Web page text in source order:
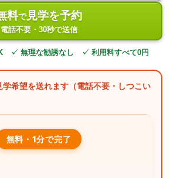
料で見学を予約
電話不要・30秒で送信
✓ 無理な勧誘なし ✓ 利用料すべて0円
学希望を送れます（電話不要・しつこい
無料・1分で完了